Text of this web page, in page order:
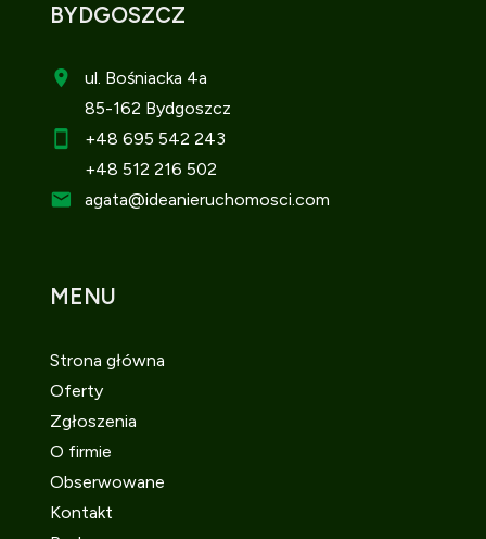
BYDGOSZCZ
ul. Bośniacka 4a
85-162 Bydgoszcz
+48 695 542 243
+48 512 216 502
agata@ideanieruchomosci.com
MENU
Strona główna
Oferty
Zgłoszenia
O firmie
Obserwowane
Kontakt